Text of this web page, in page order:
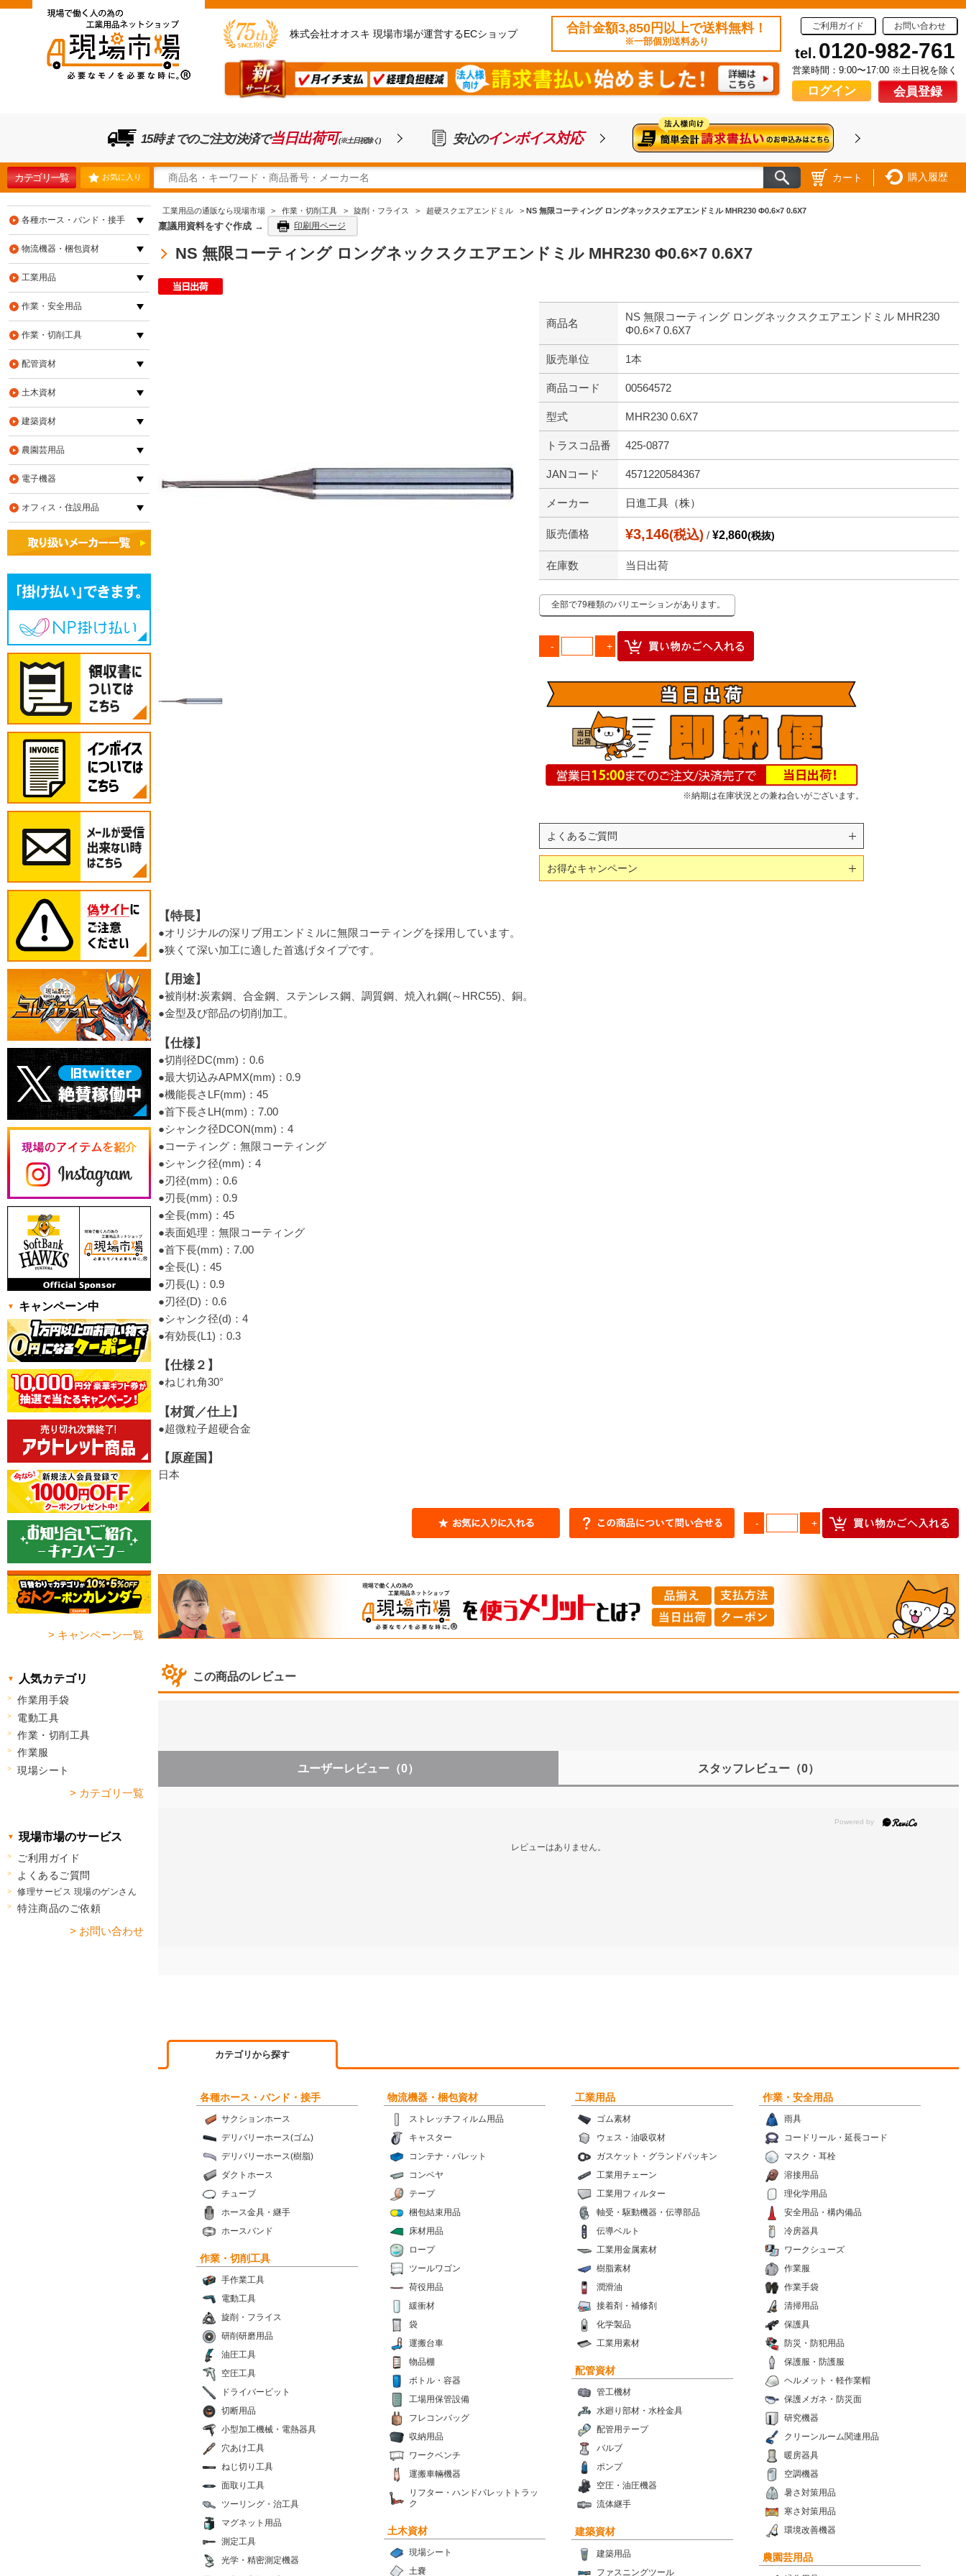
株式会社オオスキ 現場市場が運営するECショップ 合計金額3,850円以上で送料無料！
※一部個別送料あり
ご利用ガイド お問い合わせ
tel. 0120-982-761
営業時間：9:00〜17:00 ※土日祝を除く
ログイン 会員登録
15時までのご注文/決済で当日出荷可(※土日祝除く) 安心のインボイス対応
カテゴリ一覧 お気に入り カート 購入履歴
工業用品の通販なら現場市場 > 作業・切削工具 > 旋削・フライス > 超硬スクエアエンドミル > NS 無限コーティング ロングネックスクエアエンドミル MHR230 Φ0.6×7 0.6X7
稟議用資料をすぐ作成 → 印刷用ページ
NS 無限コーティング ロングネックスクエアエンドミル MHR230 Φ0.6×7 0.6X7
商品名
NS 無限コーティング ロングネックスクエアエンドミル MHR230
Φ0.6×7 0.6X7
販売単位 1本
商品コード 00564572
型式 MHR230 0.6X7
トラスコ品番 425-0877
JANコード 4571220584367
メーカー 日進工具（株）
販売価格 ¥3,146(税込) / ¥2,860(税抜)
在庫数 当日出荷
全部で79種類のバリエーションがあります。
※納期は在庫状況との兼ね合いがございます。
よくあるご質問
お得なキャンペーン
【特長】
●オリジナルの深リブ用エンドミルに無限コーティングを採用しています。
●狭くて深い加工に適した首逃げタイプです。
【用途】
●被削材:炭素鋼、合金鋼、ステンレス鋼、調質鋼、焼入れ鋼(～HRC55)、銅。
●金型及び部品の切削加工。
【仕様】
●切削径DC(mm)：0.6
●最大切込みAPMX(mm)：0.9
●機能長さLF(mm)：45
●首下長さLH(mm)：7.00
●シャンク径DCON(mm)：4
●コーティング：無限コーティング
●シャンク径(mm)：4
●刃径(mm)：0.6
●刃長(mm)：0.9
●全長(mm)：45
●表面処理：無限コーティング
●首下長(mm)：7.00
●全長(L)：45
●刃長(L)：0.9
●刃径(D)：0.6
●シャンク径(d)：4
●有効長(L1)：0.3
【仕様２】
●ねじれ角30°
【材質／仕上】
●超微粒子超硬合金
【原産国】
日本
この商品のレビュー
ユーザーレビュー （0） スタッフレビュー （0）
レビューはありません。
カテゴリから探す
各種ホース・バンド・接手
サクションホース
デリバリーホース(ゴム)
デリバリーホース(樹脂)
ダクトホース
チューブ
ホース金具・継手
ホースバンド
物流機器・梱包資材
ストレッチフィルム用品
キャスター
コンテナ・パレット
コンベヤ
テープ
梱包結束用品
床材用品
ロープ
ツールワゴン
荷役用品
緩衝材
袋
運搬台車
物品棚
ボトル・容器
工場用保管設備
フレコンバッグ
収納用品
ワークベンチ
運搬車輛機器
リフター・ハンドパレットトラッ
ク
工業用品
ゴム素材
ウェス・油吸収材
ガスケット・グランドパッキン
工業用チェーン
工業用フィルター
軸受・駆動機器・伝導部品
伝導ベルト
工業用金属素材
樹脂素材
潤滑油
接着剤・補修剤
化学製品
工業用素材
作業・安全用品
雨具
コードリール・延長コード
マスク・耳栓
溶接用品
理化学用品
安全用品・構内備品
冷房器具
ワークシューズ
作業服
作業手袋
清掃用品
保護具
防災・防犯用品
保護服・防護服
ヘルメット・軽作業帽
保護メガネ・防災面
研究機器
クリーンルーム関連用品
暖房器具
空調機器
暑さ対策用品
寒さ対策用品
環境改善機器
作業・切削工具
手作業工具
電動工具
旋削・フライス
研削研磨用品
油圧工具
空圧工具
ドライバービット
切断用品
小型加工機械・電熱器具
穴あけ工具
ねじ切り工具
面取り工具
ツーリング・治工具
マグネット用品
測定工具
光学・精密測定機器
配管資材
管工機材
水廻り部材・水栓金具
配管用テープ
バルブ
ポンプ
空圧・油圧機器
流体継手
土木資材
現場シート
土嚢
建築資材
建築用品
ファスニングツール
農園芸用品
各種ホース・バンド・接手
物流機器・梱包資材
工業用品
作業・安全用品
作業・切削工具
配管資材
土木資材
建築資材
農園芸用品
電子機器
オフィス・住設用品
キャンペーン中
> キャンペーン一覧
人気カテゴリ
作業用手袋
電動工具
作業・切削工具
作業服
現場シート
> カテゴリ一覧
現場市場のサービス
ご利用ガイド
よくあるご質問
修理サービス 現場のゲンさん
特注商品のご依頼
> お問い合わせ